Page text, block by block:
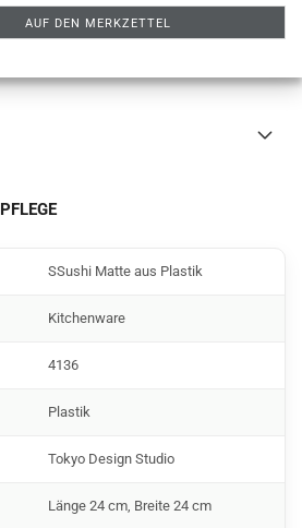
AUF DEN MERKZETTEL
SSushi Matte aus Plastik
Kitchenware
4136
Plastik
Tokyo Design Studio
Länge 24 cm, Breite 24 cm